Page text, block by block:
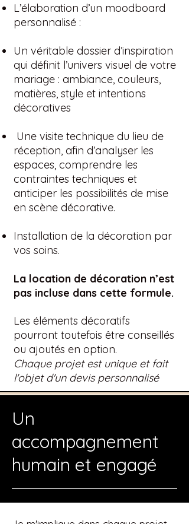
L’élaboration d’un moodboard
personnalisé :
Un véritable dossier d’inspiration
qui définit l’univers visuel de votre
mariage : ambiance, couleurs,
matières, style et intentions
décoratives​
Une visite technique du lieu de
réception, afin d’analyser les
espaces, comprendre les
contraintes techniques et
anticiper les possibilités de mise
en scène décorative.​
Installation de la décoration par
vos soins.​
​La location de décoration n’est
pas incluse dans cette formule.
Les éléments décoratifs
pourront toutefois être conseillés
ou ajoutés en option.
Chaque projet est unique et fait
l'objet d'un devis personnalisé
Un
accompagnement
humain et engagé